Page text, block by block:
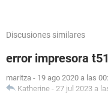
Discusiones similares
error impresora
maritza - 19 ago 2020 a las
Katherine - 27 jul 2023 a